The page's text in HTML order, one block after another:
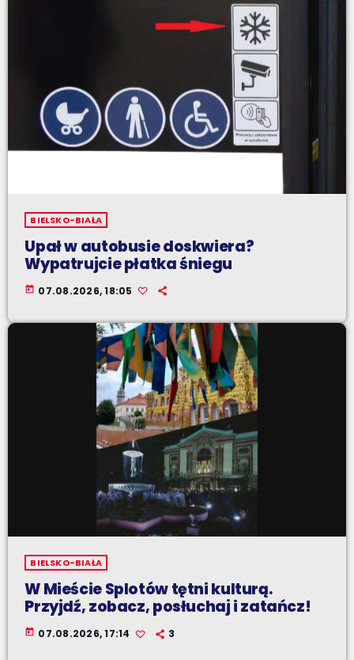
BIELSKO-BIAŁA
Upał w autobusie doskwiera?
Wypatrujcie płatka śniegu
today 07.08.2026, 18:05
BIELSKO-BIAŁA
W Mieście Splotów tętni kulturą.
Przyjdź, zobacz, posłuchaj i zatańcz!
today 07.08.2026, 17:14 3